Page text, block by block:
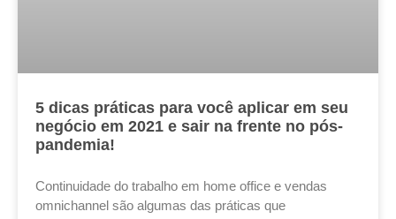
5 dicas práticas para você aplicar em seu
negócio em 2021 e sair na frente no pós-
pandemia!
Continuidade do trabalho em home office e vendas
omnichannel são algumas das práticas que